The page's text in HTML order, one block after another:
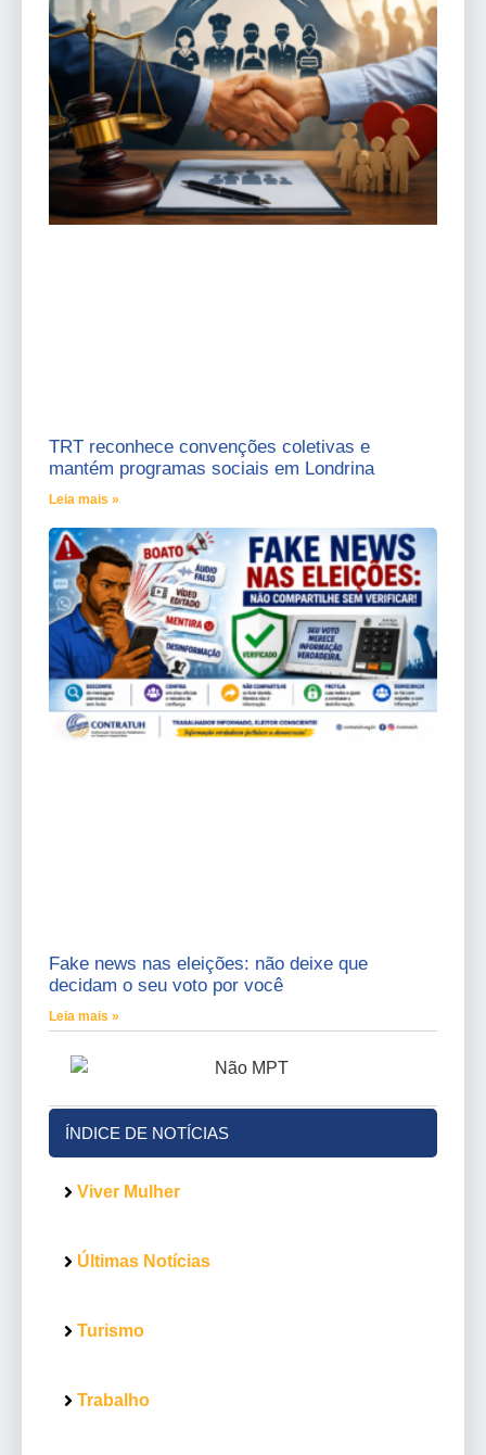
TRT reconhece convenções coletivas e
mantém programas sociais em Londrina
Leia mais »
Fake news nas eleições: não deixe que
decidam o seu voto por você
Leia mais »
ÍNDICE DE NOTÍCIAS
Viver Mulher
Últimas Notícias
Turismo
Trabalho